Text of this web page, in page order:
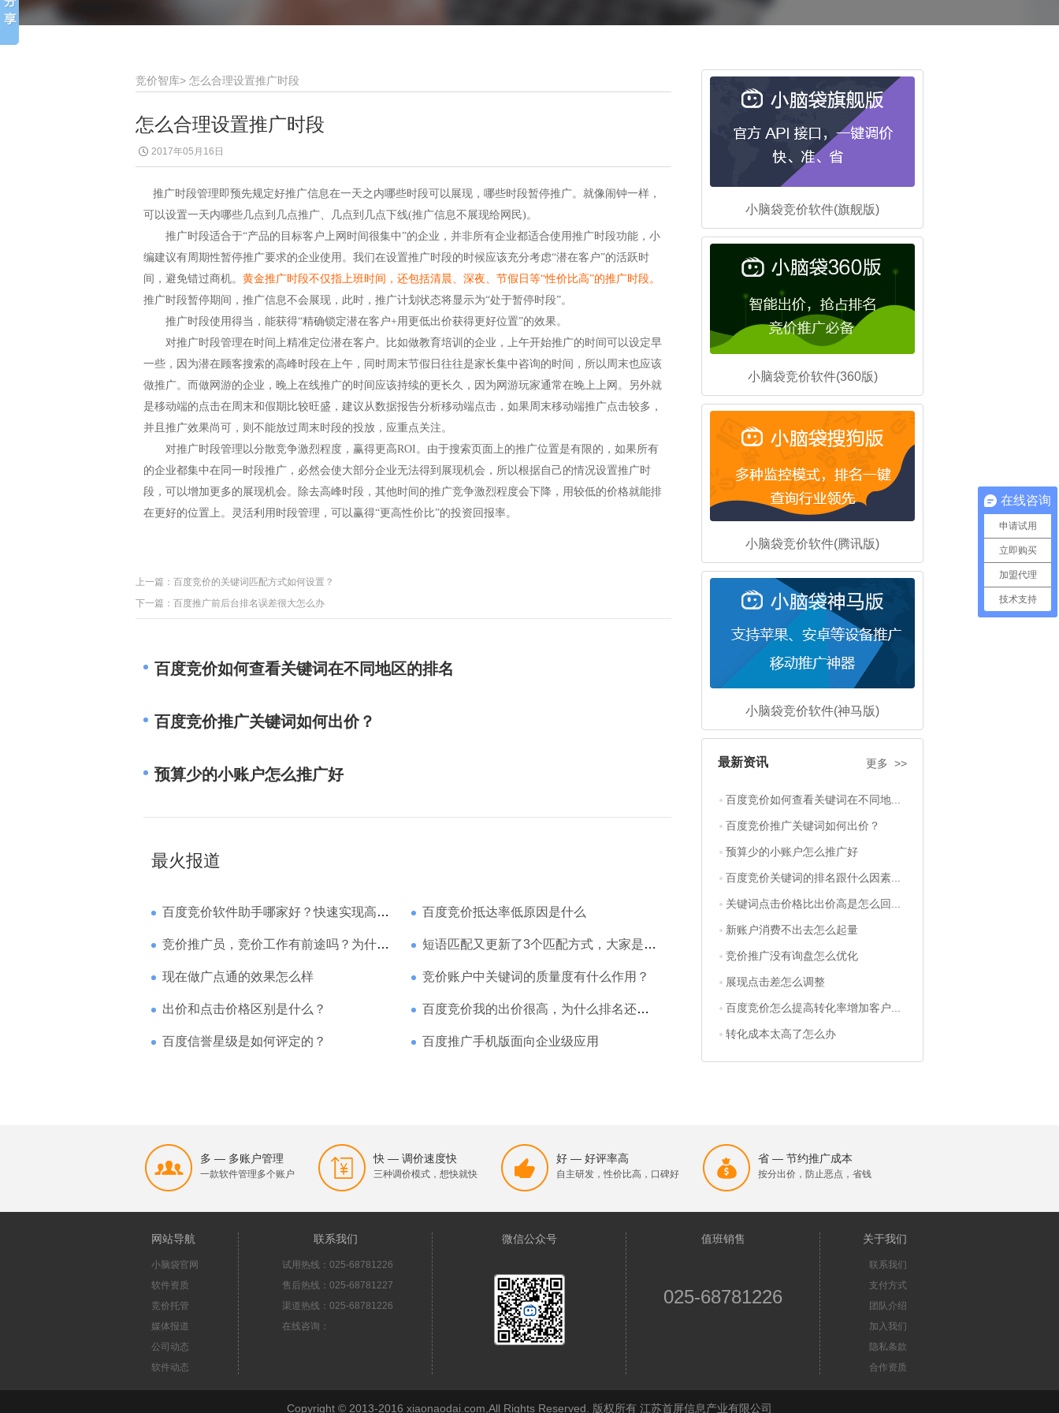
小脑袋竞价软件(旗舰版)
小脑袋竞价软件(360版)
小脑袋竞价软件(腾讯版)
小脑袋竞价软件(神马版)
最新资讯 更多 >>
百度竞价如何查看关键词在不同地...
百度竞价推广关键词如何出价？
预算少的小账户怎么推广好
百度竞价关键词的排名跟什么因素...
关键词点击价格比出价高是怎么回...
新账户消费不出去怎么起量
竞价推广没有询盘怎么优化
展现点击差怎么调整
百度竞价怎么提高转化率增加客户...
转化成本太高了怎么办
竞价智库> 怎么合理设置推广时段
怎么合理设置推广时段
2017年05月16日
推广时段管理即预先规定好推广信息在一天之内哪些时段可以展现，哪些时段暂停推广。就像闹钟一样，
可以设置一天内哪些几点到几点推广、几点到几点下线(推广信息不展现给网民)。
推广时段适合于“产品的目标客户上网时间很集中”的企业，并非所有企业都适合使用推广时段功能， 小
编建议有周期性暂停推广要求的企业使用。我们在设置推广时段的时候应该充分考虑“潜在客户”的活跃时
间，避免错过商机。 黄金推广时段不仅指上班时间，还包括清晨、深夜、节假日等“性价比高”的推广时段。
推广时段暂停期间，推广信息不会展现，此时，推广计划状态将显示为“处于暂停时段”。
推广时段使用得当，能获得“精确锁定潜在客户+用更低出价获得更好位置”的效果。
对推广时段管理在时间上精准定位潜在客户。比如做教育培训的企业，上午开始推广的时间可以设定早
一些，因为潜在顾客搜索的高峰时段在上午 ， 同时周末节假日往往是家长集中咨询的时间，所以周末也应该
做推广。而做网游的企业，晚上在线推广的时间应该持续的更长久，因为网游玩家通常在晚上上网。另外就
是移动端的点击在周末和假期比较旺盛，建议从数据报告分析移动端点击，如果周末移动端推广点击较多，
并且推广效果尚可，则不能放过周末时段的投放，应重点关注。
对推广时段管理以分散竞争激烈程度，赢得更高ROI。由于搜索页面上的推广位置是有限的，如果所有
的企业都集中在同一时段推广，必然会使大部分企业无法得到展现机会，所以根据自己的情况设置推广时
段，可以增加更多的展现机会。除去高峰时段，其他时间的推广竞争激烈程度会下降，用较低的价格就能排
在更好的位置上。灵活利用时段管理，可以赢得“更高性价比”的投资回报率。
上一篇： 百度竞价的关键词匹配方式如何设置？
下一篇： 百度推广前后台排名误差很大怎么办
百度竞价如何查看关键词在不同地区的排名
百度竞价推广关键词如何出价？
预算少的小账户怎么推广好
最火报道
百度竞价软件助手哪家好？快速实现高回报哪家强？ 百度竞价抵达率低原因是什么
竞价推广员，竞价工作有前途吗？为什么待遇那么高 短语匹配又更新了3个匹配方式，大家是如何理解的
现在做广点通的效果怎么样 竞价账户中关键词的质量度有什么作用？
出价和点击价格区别是什么？ 百度竞价我的出价很高，为什么排名还是靠后
百度信誉星级是如何评定的？ 百度推广手机版面向企业级应用
多 — 多账户管理
一款软件管理多个账户
快 — 调价速度快
三种调价模式，想快就快
好 — 好评率高
自主研发，性价比高，口碑好
省 — 节约推广成本
按分出价，防止恶点，省钱
网站导航
小脑袋官网
软件资质
竞价托管
媒体报道
公司动态
软件动态
联系我们
试用热线：025-68781226
售后热线：025-68781227
渠道热线：025-68781226
在线咨询：
微信公众号 值班销售
025-68781226
关于我们
联系我们
支付方式
团队介绍
加入我们
隐私条款
合作资质
Copyright © 2013-2016 xiaonaodai.com,All Rights Reserved. 版权所有 江苏首屏信息产业有限公司
在线咨询
申请试用
立即购买
加盟代理
技术支持